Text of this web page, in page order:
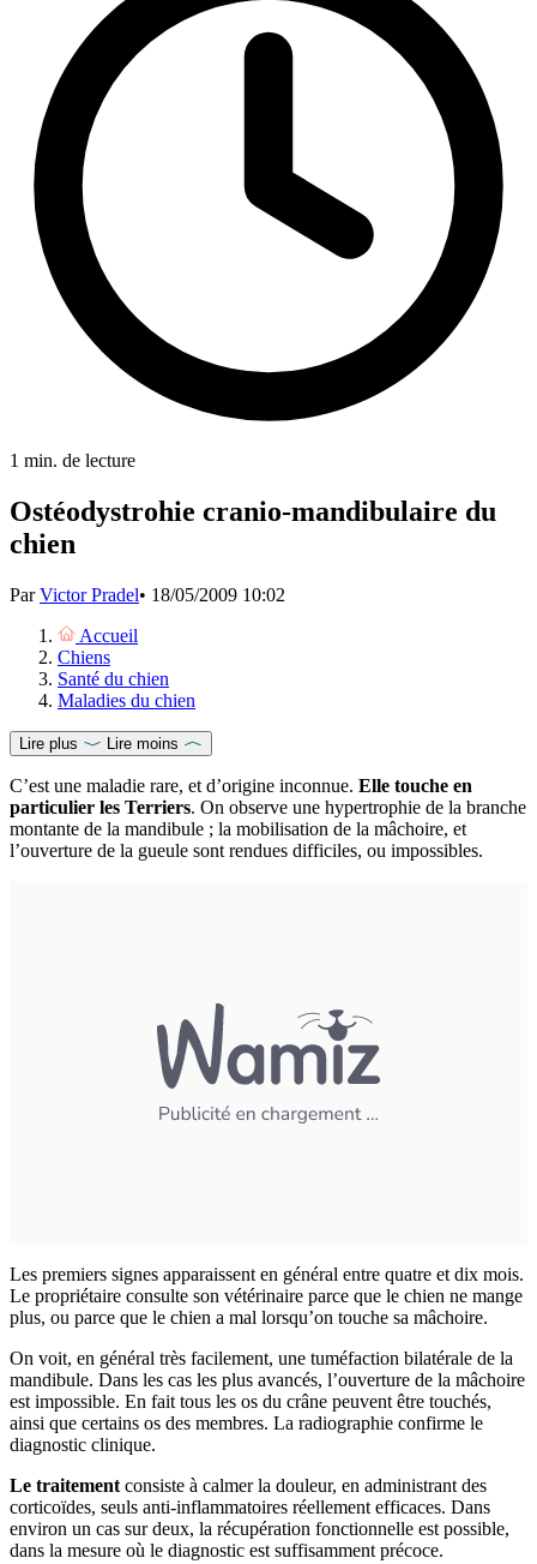
1 min. de lecture
Ostéodystrohie cranio-mandibulaire du
chien
ParVictor Pradel• 18/05/2009 10:02
Accueil
Chiens
Santé du chien
Maladies du chien
Lire plus Lire moins
C’est une maladie rare, et d’origine inconnue. Elle touche en
particulier les Terriers. On observe une hypertrophie de la branche
montante de la mandibule ; la mobilisation de la mâchoire, et
l’ouverture de la gueule sont rendues difficiles, ou impossibles.
Les premiers signes apparaissent en général entre quatre et dix mois.
Le propriétaire consulte son vétérinaire parce que le chien ne mange
plus, ou parce que le chien a mal lorsqu’on touche sa mâchoire.
On voit, en général très facilement, une tuméfaction bilatérale de la
mandibule. Dans les cas les plus avancés, l’ouverture de la mâchoire
est impossible. En fait tous les os du crâne peuvent être touchés,
ainsi que certains os des membres. La radiographie confirme le
diagnostic clinique.
Le traitement consiste à calmer la douleur, en administrant des
corticoïdes, seuls anti-inflammatoires réellement efficaces. Dans
environ un cas sur deux, la récupération fonctionnelle est possible,
dans la mesure où le diagnostic est suffisamment précoce.